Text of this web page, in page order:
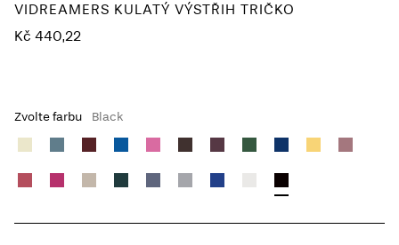
VIDREAMERS KULATÝ VÝSTŘIH TRIČKO
Kč 440,22
Zvolte farbu Black